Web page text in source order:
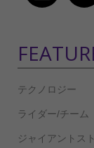
テクノロジー
ライダー/チーム
ジャイアントス